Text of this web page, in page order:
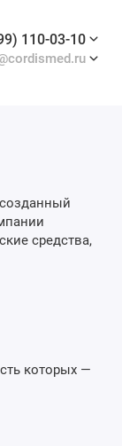
110-03-10
средства,
которых —